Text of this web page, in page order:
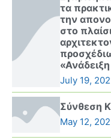
τα
την
στο
July 19,
Σύνθεση
May 12,